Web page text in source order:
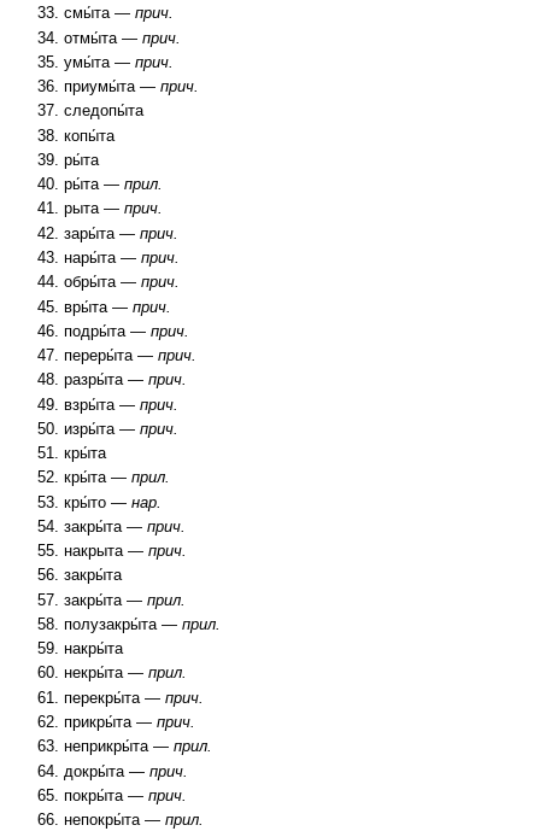
смы́та —прич.
отмы́та —прич.
умы́та —прич.
приумы́та —прич.
следопы́та
копы́та
ры́та
ры́та —прил.
рыта —прич.
зары́та —прич.
нары́та —прич.
обры́та —прич.
вры́та —прич.
подры́та —прич.
переры́та —прич.
разры́та —прич.
взры́та —прич.
изры́та —прич.
кры́та
кры́та —прил.
кры́то —нар.
закры́та —прич.
накрыта —прич.
закры́та
закры́та —прил.
полузакры́та —прил.
накры́та
некры́та —прил.
перекры́та —прич.
прикры́та —прич.
неприкры́та —прил.
докры́та —прич.
покры́та —прич.
непокры́та —прил.